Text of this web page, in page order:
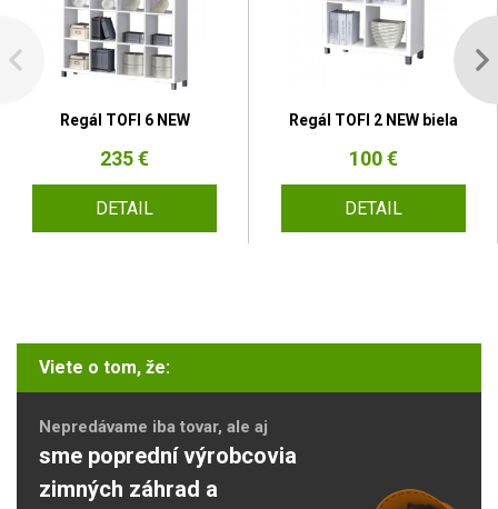
Regál TOFI 6 NEW
235 €
DETAIL
Regál TOFI 2 NEW biela
100 €
DETAIL
Viete o tom, že:
Nepredávame iba tovar, ale aj
sme poprední výrobcovia
zimných záhrad a